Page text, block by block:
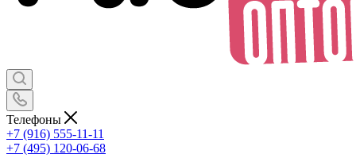
Телефоны
+7 (916) 555-11-11
+7 (495) 120-06-68